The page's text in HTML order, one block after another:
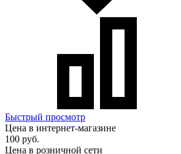
Быстрый просмотр
Цена в интернет-магазине
100 руб.
Цена в розничной сети